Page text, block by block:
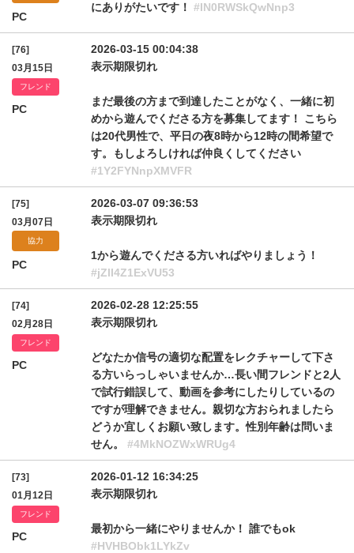
PC
にありがたいです！ #IN0RWSkQwNnp3
[76]
03月15日
フレンド
PC
2026-03-15 00:04:38
表示期限切れ
まだ最後の方まで到達したことがなく、一緒に初
めから遊んでくださる方を募集してます！ こちら
は20代男性で、平日の夜8時から12時の間希望で
す。もしよろしければ仲良くしてください
#1Y2FYNnpXMVFR
[75]
03月07日
協力
PC
2026-03-07 09:36:53
表示期限切れ
1から遊んでくださる方いればやりましょう！
#jZlI4Z1ExVU53
[74]
02月28日
フレンド
PC
2026-02-28 12:25:55
表示期限切れ
どなたか信号の適切な配置をレクチャーして下さ
る方いらっしゃいませんか…長い間フレンドと2人
で試行錯誤して、動画を参考にしたりしているの
ですが理解できません。親切な方おられましたら
どうか宜しくお願い致します。性別年齢は問いま
せん。 #4MkNOZWxWRUg4
[73]
01月12日
フレンド
PC
2026-01-12 16:34:25
表示期限切れ
最初から一緒にやりませんか！ 誰でもok
#HVHBObk1LYkZv